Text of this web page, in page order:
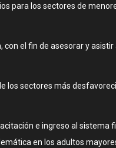
para los sectores de
el fin de asesorar y asistir
los sectores más
e ingreso al sistema
en los adultos